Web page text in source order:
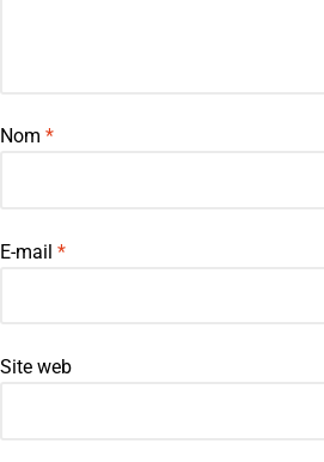
Nom *
E-mail *
Site web